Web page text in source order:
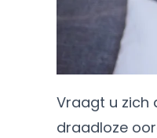
Vraagt ​​u zich
draadloze